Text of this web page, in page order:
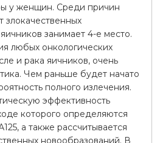
у женщин. Среди причин
занимает 4-е место.
любых онкологических
и рака яичников, очень
Чем раньше будет начато
полного излечения.
эффективность
которого определяются
а также рассчитывается
новообразований. В